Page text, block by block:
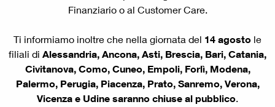
Finanziario o al Customer Care.
Ti informiamo inoltre che nella giornata del 14 agosto le
filiali di Alessandria, Ancona, Asti, Brescia, Bari, Catania,
Civitanova, Como, Cuneo, Empoli, Forlì, Modena,
Palermo, Perugia, Piacenza, Prato, Sanremo, Verona,
Vicenza e Udine saranno chiuse al pubblico.